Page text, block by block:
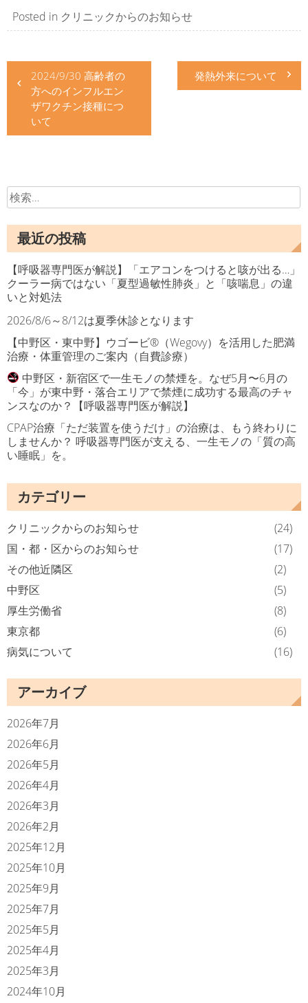
Posted in クリニックからのお知らせ
投
稿
ビ
ー
シ
ョ
ン
2024/9/30 高齢者の
方へのインフルエン
ザワクチン接種につ
いて
発熱外来について
検
索:
最近の投稿
【呼吸器専門医が解説】「エアコンをつけると咳が出る…」
クーラー病ではない「夏型過敏性肺炎」と「咳喘息」の違
いと対処法
2026/8/6～8/12は夏季休診となります
【中野区・東中野】ウゴービ®（Wegovy）を活用した肥満
治療・体重管理のご案内（自費診療）
中野区・新宿区で一生モノの禁煙を。なぜ5月〜6月の
「今」が東中野・落合エリアで禁煙に成功する最高のチャ
ンスなのか？【呼吸器専門医が解説】
CPAP治療「ただ装置を使うだけ」の治療は、もう終わりに
しませんか？ 呼吸器専門医が支える、一生モノの「質の高
い睡眠」を。
カテゴリー
クリニックからのお知らせ
(24)
国・都・区からのお知らせ
(17)
その他近隣区
(2)
中野区
(5)
厚生労働省
(8)
東京都
(6)
病気について
(16)
アーカイブ
2026年7月
2026年6月
2026年5月
2026年4月
2026年3月
2026年2月
2025年12月
2025年10月
2025年9月
2025年7月
2025年5月
2025年4月
2025年3月
2024年10月